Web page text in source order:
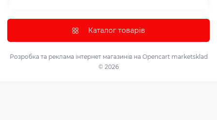
Парасолька
Інструмент та обладнання
Лазерні проектори, світломузичні лампи та кулі.
Доставка та оплата
Політика конфіденційності
Умови використання
Каталог товарів
Розробка та реклама інтернет магазинів на Opencart marketsklad
© 2026